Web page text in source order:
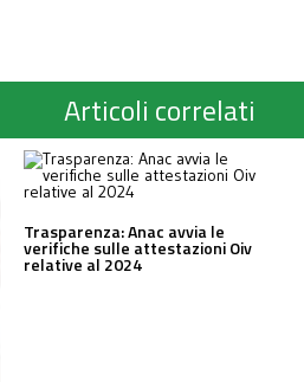
Articoli correlati
Trasparenza: Anac avvia le
verifiche sulle attestazioni Oiv
relative al 2024